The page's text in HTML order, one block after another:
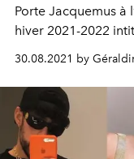
Porte Jacquemus à
hiver 2021-2022
hisse au rang de
30.08.2021 by